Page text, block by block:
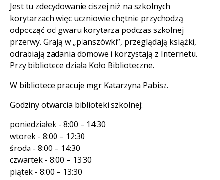
Jest tu zdecydowanie ciszej niż na szkolnych
korytarzach więc uczniowie chętnie przychodzą
odpocząć od gwaru korytarza podczas szkolnej
przerwy. Grają w „planszówki”, przeglądają książki,
odrabiają zadania domowe i korzystają z Internetu.
Przy bibliotece działa Koło Biblioteczne.
W bibliotece pracuje mgr Katarzyna Pabisz.
Godziny otwarcia biblioteki szkolnej:
poniedziałek - 8:00 – 14:30
wtorek - 8:00 – 12:30
środa - 8:00 – 14:30
czwartek - 8:00 – 13:30
piątek - 8:00 – 13:30